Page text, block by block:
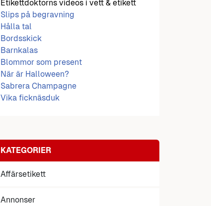
Etikettdoktorns videos i vett & etikett
Slips på begravning
Hålla tal
Bordsskick
Barnkalas
Blommor som present
När är Halloween?
Sabrera Champagne
Vika ficknäsduk
KATEGORIER
Affärsetikett
Annonser